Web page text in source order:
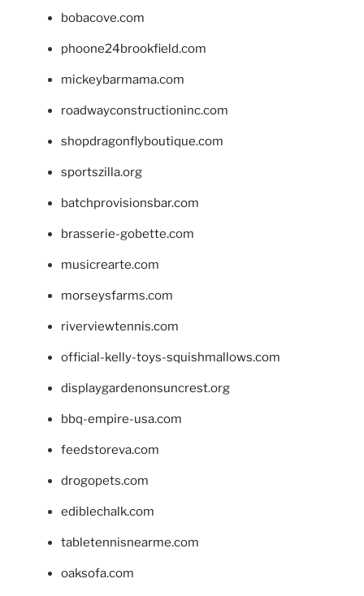
bobacove.com
phoone24brookfield.com
mickeybarmama.com
roadwayconstructioninc.com
shopdragonflyboutique.com
sportszilla.org
batchprovisionsbar.com
brasserie-gobette.com
musicrearte.com
morseysfarms.com
riverviewtennis.com
official-kelly-toys-squishmallows.com
displaygardenonsuncrest.org
bbq-empire-usa.com
feedstoreva.com
drogopets.com
ediblechalk.com
tabletennisnearme.com
oaksofa.com